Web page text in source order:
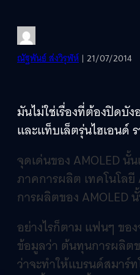
ณัฐพันธ์ ส่งวิรุฬห์ | 21/07/2014
มันไม่ใช่เรื่องที่ต้องปิดบั
และแท็บเล็ตรุ่นไฮเอนด์
จุดเด่นของ AMOLED
ภาคการผลิต เทคโนโล
การผลิตของ AMOLED
อย่างไรก็ตาม แฟนๆ ขอ
ข้อมูลว่า ต้นทุนการผลิต
ว่าจะทำให้แบรนด์สมาร์